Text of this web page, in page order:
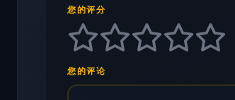
您的评分
您的评论